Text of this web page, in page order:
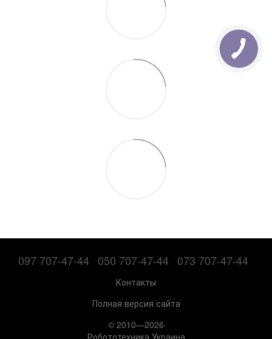
097 707-47-44 050 707-47-44 073 707-47-44
Контакты
Полная версия сайта
© 2010—2026
Робототехника Украина